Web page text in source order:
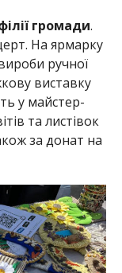
громади.
На ярмарку
ручної
виставку
у майстер-
та листівок
за донат на